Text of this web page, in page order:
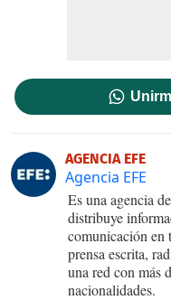
AGENCIA EFE
Agencia EFE
Es una agencia
distribuye
comunicación en
prensa escrita,
una red con más
nacionalidades.